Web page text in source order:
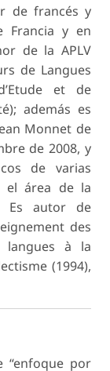
de francés y
Francia y en
de la APLV
de Langues
et de
además es
Monnet de
de 2008, y
de varias
el área de la
Es autor de
des
langues à la
(1994),
“enfoque por